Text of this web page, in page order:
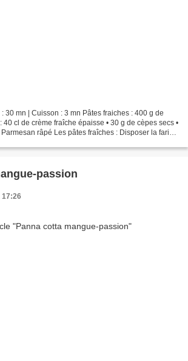
30 mn | Cuisson : 3 mn Pâtes fraiches : 400 g de
40 cl de crème fraîche épaisse • 30 g de cèpes secs •
Parmesan râpé Les pâtes fraîches : Disposer la farine
passion
17:26